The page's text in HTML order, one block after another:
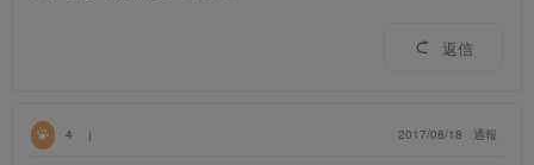
返信
4 ｊ 2017/08/18 通報